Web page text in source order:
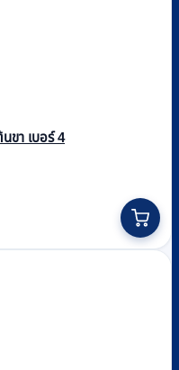
ขา เบอร์ 4